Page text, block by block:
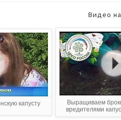
Видео
капусту
Выращиваем
вредителями